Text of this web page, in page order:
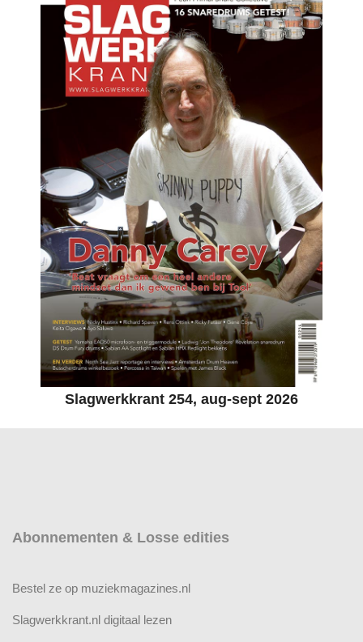
Slagwerkkrant 254, aug-sept 2026
Abonnementen & Losse edities
Bestel ze op muziekmagazines.nl
Slagwerkkrant.nl digitaal lezen